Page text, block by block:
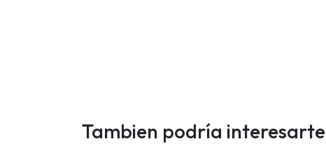
Tambien podría interesarte